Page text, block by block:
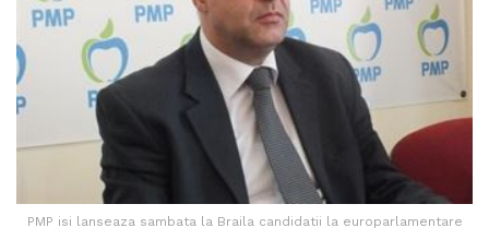
PMP isi lanseaza sambata la Braila candidatii la europarlamentare